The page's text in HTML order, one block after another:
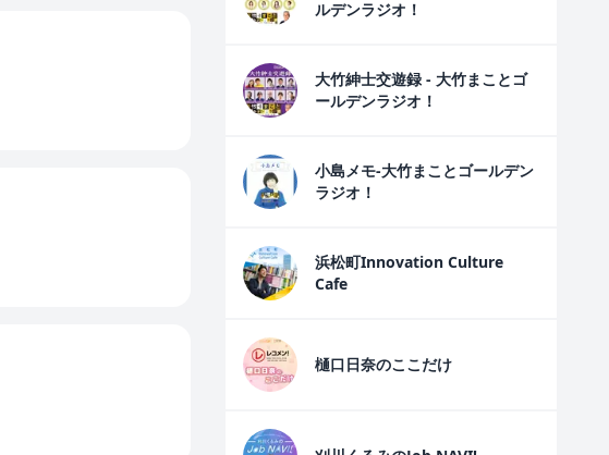
ルデンラジオ！
大竹紳士交遊録 - 大竹まことゴ
ールデンラジオ！
小島メモ-大竹まことゴールデン
ラジオ！
浜松町Innovation Culture
Cafe
樋口日奈のここだけ